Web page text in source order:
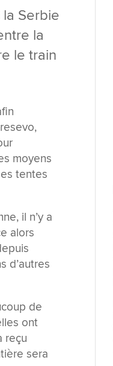
Serbie
la
le train
moyens
tentes
il n’y a
alors
d’autres
de
ont
reçu
sera